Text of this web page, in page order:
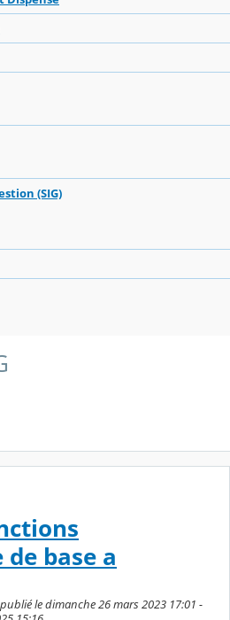
(SIG)
base a
publié le dimanche 26 mars 2023 17:01 -